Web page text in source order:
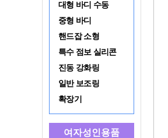
대형 바디 수동
중형 바디
핸드잡 소형
특수 점보 실리콘
진동 강화링
일반 보조링
확장기
여자성인용품